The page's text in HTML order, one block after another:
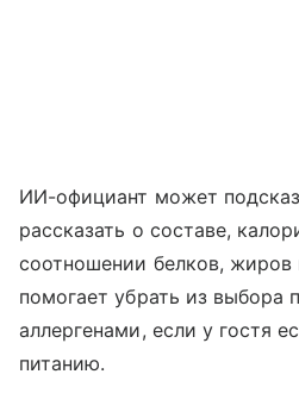
ИИ-официант может
рассказать о составе,
соотношении белков, жиров
помогает убрать из выбора
аллергенами, если у гостя
питанию.